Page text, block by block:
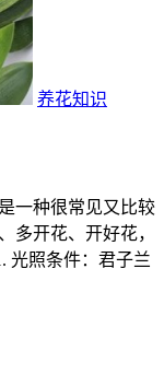
养花知识
一种很常见又比较
多开花、开好花，
光照条件：君子兰